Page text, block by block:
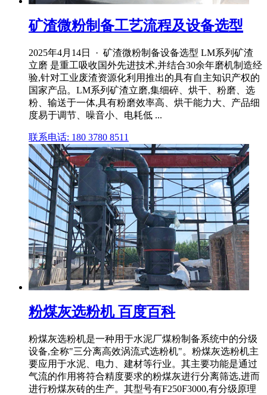
矿渣微粉制备工艺流程及设备选型
2025年4月14日 · 矿渣微粉制备设备选型 LM系列矿渣
立磨 是重工吸收国外先进技术,并结合30余年磨机制造经
验,针对工业废渣资源化利用推出的具有自主知识产权的
国家产品。LM系列矿渣立磨,集细碎、烘干、粉磨、选
粉、输送于一体,具有粉磨效率高、烘干能力大、产品细
度易于调节、噪音小、电耗低 ...
联系电话: 180 3780 8511
粉煤灰选粉机 百度百科
粉煤灰选粉机是一种用于水泥厂煤粉制备系统中的分级
设备,全称"三分离高效涡流式选粉机"。粉煤灰选粉机主
要应用于水泥、电力、建材等行业。其主要功能是通过
气流的作用将符合精度要求的粉煤灰进行分离筛选,进而
进行粉煤灰砖的生产‌。其型号有F250F3000,有分级原理